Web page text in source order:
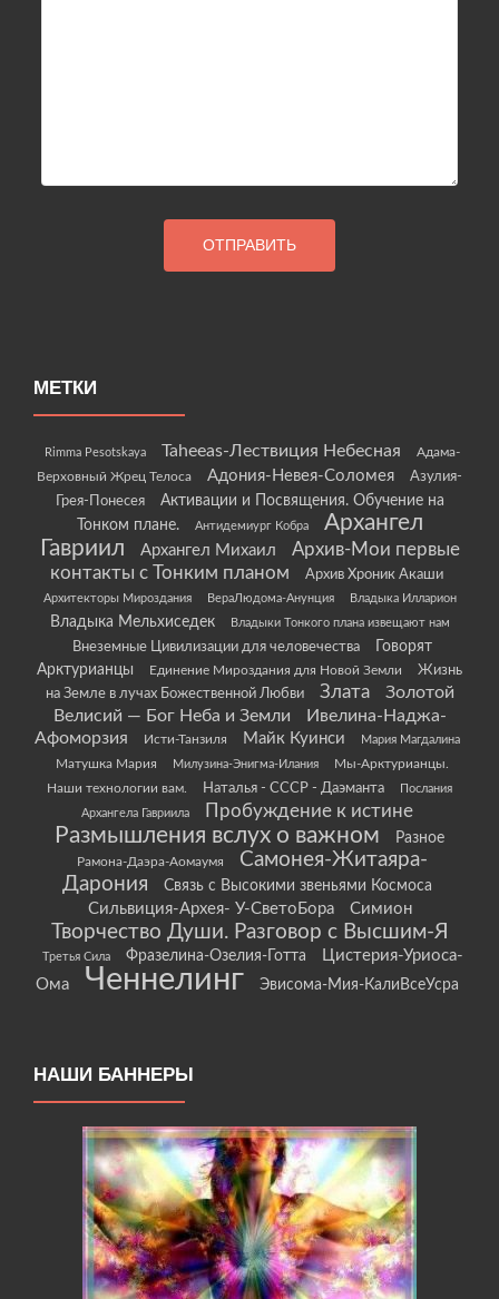
МЕТКИ
Rimma Pesotskaya Taheeas-Лествиция Небесная
Адама-
Верховный Жрец Телоса
Адония-Невея-Соломея
Азулия-
Грея-Понесея
Активации и Посвящения. Обучение на
Тонком плане.
Антидемиург Кобра
Архангел
Гавриил
Архангел Михаил
Архив-Мои первые
контакты с Тонким планом
Архив Хроник Акаши
Архитекторы Мироздания ВераЛюдома-Анунция Владыка Илларион
Владыка Мельхиседек Владыки Тонкого плана извещают нам
Внеземные Цивилизации для человечества
Говорят
Арктурианцы
Единение Мироздания для Новой Земли
Жизнь
на Земле в лучах Божественной Любви
Злата
Золотой
Велисий — Бог Неба и Земли
Ивелина-Наджа-
Афоморзия
Исти-Танзиля Майк Куинси Мария Магдалина
Матушка Мария Милузина-Энигма-Илания
Мы-Арктурианцы.
Наши технологии вам.
Наталья - СССР - Даэманта
Послания
Архангела Гавриила
Пробуждение к истине
Размышления вслух о важном Разное
Рамона-Даэра-Аомаумя
Самонея-Житаяра-
Дарония
Связь с Высокими звеньями Космоса
Сильвиция-Архея- У-СветоБора Симион
Творчество Души. Разговор с Высшим-Я
Третья Сила Фразелина-Озелия-Готта
Цистерия-Уриоса-
Ома
Ченнелинг Эвисома-Мия-КалиВсеУсра
НАШИ БАННЕРЫ